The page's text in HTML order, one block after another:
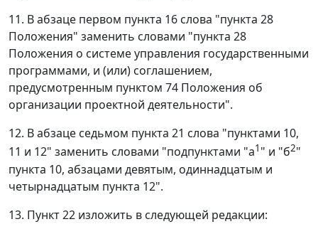
11. В абзаце первом пункта 16 слова "пункта 28
Положения" заменить словами "пункта 28
Положения о системе управления государственными
программами, и (или) соглашением,
предусмотренным пунктом 74 Положения об
организации проектной деятельности".
12. В абзаце седьмом пункта 21 слова "пунктами 10,
11 и 12" заменить словами "подпунктами "а1 " и "б2"
пункта 10, абзацами девятым, одиннадцатым и
четырнадцатым пункта 12".
13. Пункт 22 изложить в следующей редакции: